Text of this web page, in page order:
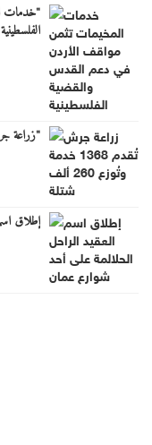
"خدمات
الفلسطينية
"زراعة جرش" تُقدم
إطلاق